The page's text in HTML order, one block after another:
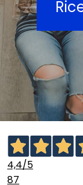
4,4/5
87